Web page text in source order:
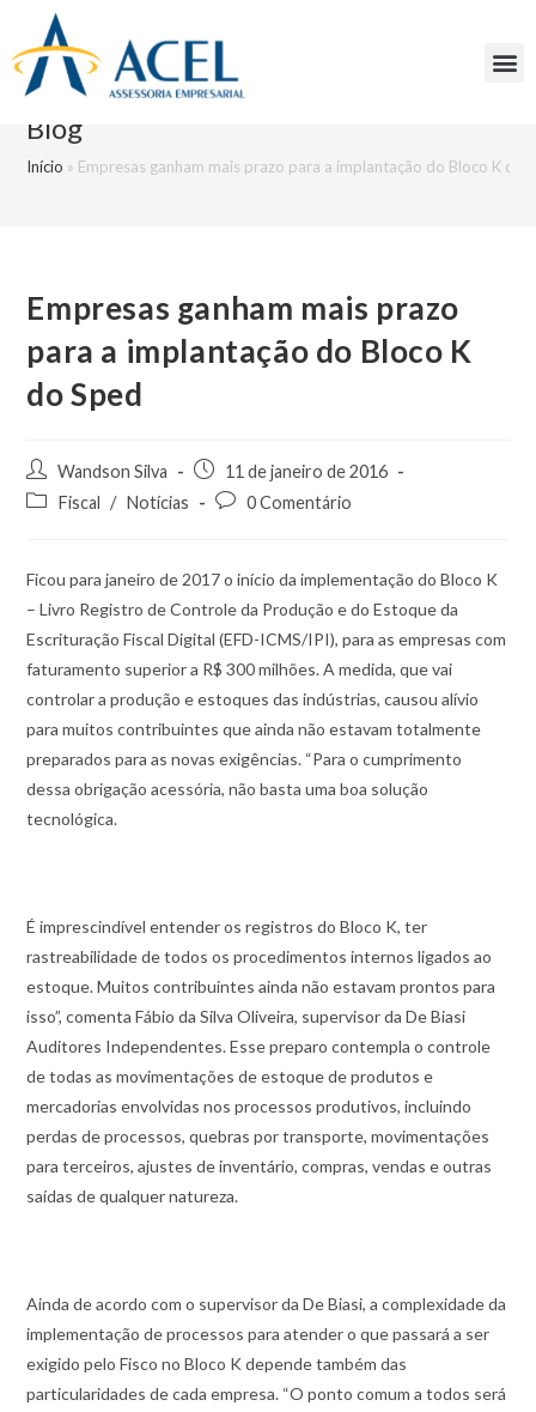
Blog
Início » Empresas ganham mais prazo para a implantação do Bloco K do
Empresas ganham mais prazo
para a implantação do Bloco K
do Sped
Wandson Silva
11 de janeiro de 2016
Fiscal / Notícias 0 Comentário
Ficou para janeiro de 2017 o início da implementação do Bloco K
– Livro Registro de Controle da Produção e do Estoque da
Escrituração Fiscal Digital (EFD-ICMS/IPI), para as empresas com
faturamento superior a R$ 300 milhões. A medida, que vai
controlar a produção e estoques das indústrias, causou alívio
para muitos contribuintes que ainda não estavam totalmente
preparados para as novas exigências. “Para o cumprimento
dessa obrigação acessória, não basta uma boa solução
tecnológica.
É imprescindível entender os registros do Bloco K, ter
rastreabilidade de todos os procedimentos internos ligados ao
estoque. Muitos contribuintes ainda não estavam prontos para
isso”, comenta Fábio da Silva Oliveira, supervisor da De Biasi
Auditores Independentes. Esse preparo contempla o controle
de todas as movimentações de estoque de produtos e
mercadorias envolvidas nos processos produtivos, incluindo
perdas de processos, quebras por transporte, movimentações
para terceiros, ajustes de inventário, compras, vendas e outras
saídas de qualquer natureza.
Ainda de acordo com o supervisor da De Biasi, a complexidade da
implementação de processos para atender o que passará a ser
exigido pelo Fisco no Bloco K depende também das
particularidades de cada empresa. “O ponto comum a todos será